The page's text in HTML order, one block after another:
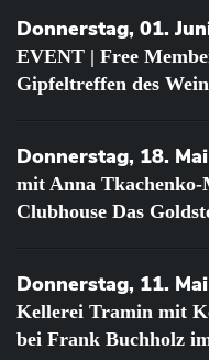
Donnerstag, 01.
EVENT | Free
Gipfeltreffen des
Donnerstag, 18.
mit Anna
Clubhouse Das
Donnerstag, 11.
Kellerei Tramin mit
bei Frank Buchholz